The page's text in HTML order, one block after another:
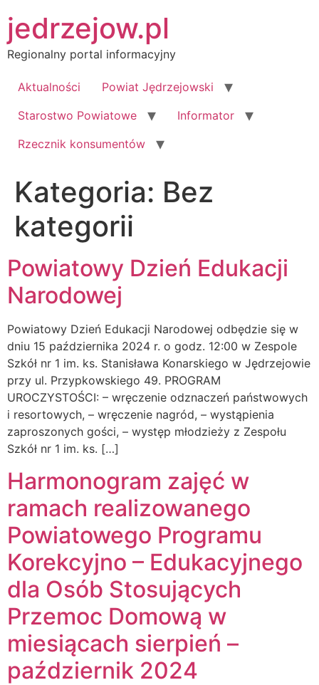
do
treści
jedrzejow.pl
Regionalny portal informacyjny
Aktualności
Powiat Jędrzejowski
Starostwo Powiatowe
Informator
Rzecznik konsumentów
Kategoria: Bez
kategorii
Powiatowy Dzień Edukacji
Narodowej
Powiatowy Dzień Edukacji Narodowej odbędzie się w
dniu 15 października 2024 r. o godz. 12:00 w Zespole
Szkół nr 1 im. ks. Stanisława Konarskiego w Jędrzejowie
przy ul. Przypkowskiego 49. PROGRAM
UROCZYSTOŚCI: – wręczenie odznaczeń państwowych
i resortowych, – wręczenie nagród, – wystąpienia
zaproszonych gości, – występ młodzieży z Zespołu
Szkół nr 1 im. ks. […]
Harmonogram zajęć w
ramach realizowanego
Powiatowego Programu
Korekcyjno – Edukacyjnego
dla Osób Stosujących
Przemoc Domową w
miesiącach sierpień –
październik 2024